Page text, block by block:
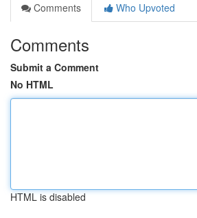
Comments
Who Upvoted
Comments
Submit a Comment
No HTML
HTML is disabled